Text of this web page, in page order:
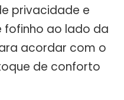
privacidade e
fofinho ao lado da
acordar com o
de conforto